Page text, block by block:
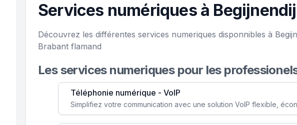
Services numériques à
Découvrez les différentes services numeriques disponnibles à
Brabant flamand
Les services numeriques pour les
Téléphonie numérique - VoIP